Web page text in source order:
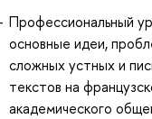
Профессиональный
основные идеи,
сложных устных и
текстов на
академического